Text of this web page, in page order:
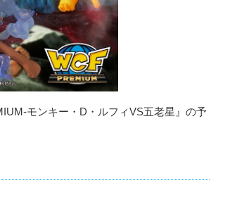
モンキー・D・ルフィVS五老星』の予